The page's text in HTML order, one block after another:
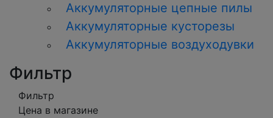
Аккумуляторные цепные пилы
Аккумуляторные кусторезы
Аккумуляторные воздуходувки
Фильтр
Фильтр
Цена в магазине